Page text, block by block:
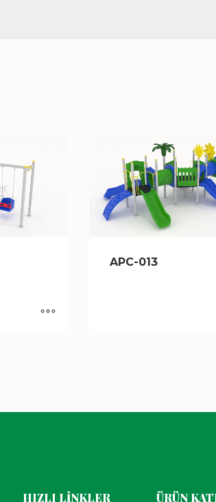
APC-013
HIZLI LİNKLER ÜRÜN